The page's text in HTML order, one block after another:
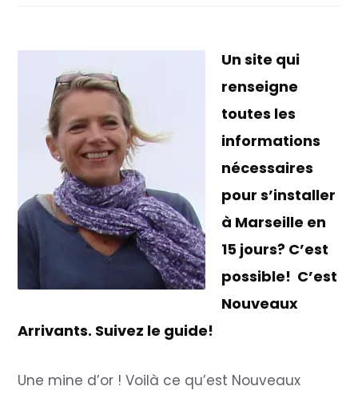
Un site qui
renseigne
toutes les
informations
nécessaires
pour s’installer
à Marseille en
15 jours? C’est
possible! C’est
Nouveaux
Arrivants. Suivez le guide!
Une mine d’or ! Voilà ce qu’est Nouveaux